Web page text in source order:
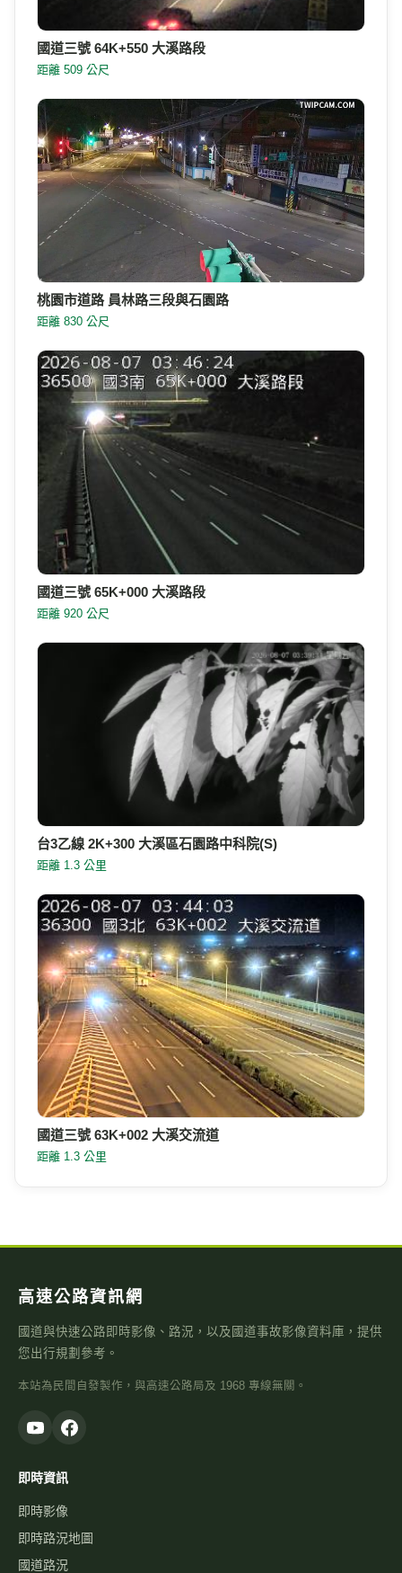
國道三號 64K+550 大溪路段
距離 509 公尺
桃園市道路 員林路三段與石園路
距離 830 公尺
國道三號 65K+000 大溪路段
距離 920 公尺
台3乙線 2K+300 大溪區石園路中科院(S)
距離 1.3 公里
國道三號 63K+002 大溪交流道
距離 1.3 公里
高速公路資訊網
國道與快速公路即時影像、路況，以及國道事故影像資料庫，提供
您出行規劃參考。
本站為民間自發製作，與高速公路局及 1968 專線無關。
即時資訊
即時影像
即時路況地圖
國道路況